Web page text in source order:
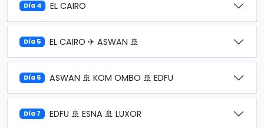
Día 4 EL CAIRO
Día 5 EL CAIRO ✈ ASWAN 🚢
Día 6 ASWAN 🚢 KOM OMBO 🚢 EDFU
Día 7 EDFU 🚢 ESNA 🚢 LUXOR